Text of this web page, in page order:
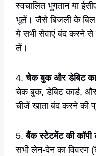
स्वचालित भुगतान या
भूलें। जैसे बिजली के बिल,
ये सभी सेवाएं बंद करने से
लें।
4.चेक बुक और डेबिट
चेक बुक, डेबिट कार्ड,
चीजें खाता बंद करने की
5.बैंक स्टेटमेंट की कॉपी
सभी लेन-देन का विवरण